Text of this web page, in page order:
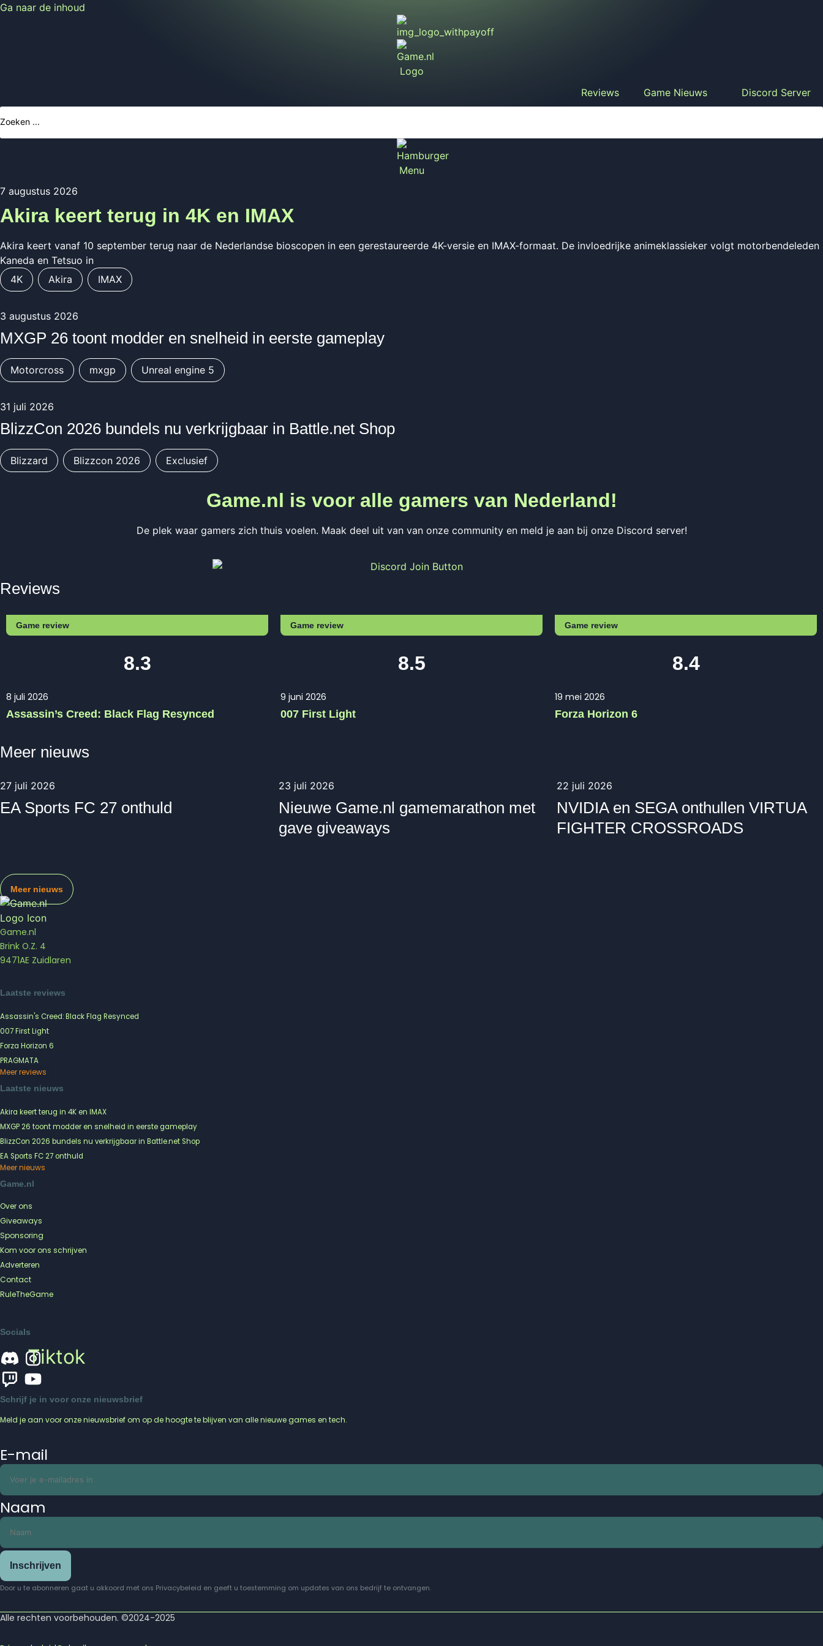
Ga naar de inhoud
Reviews Game Nieuws Discord Server
Search
...
7 augustus 2026
Akira keert terug in 4K en IMAX
Akira keert vanaf 10 september terug naar de Nederlandse bioscopen in een gerestaureerde 4K-versie en IMAX-formaat. De invloedrijke animeklassieker volgt motorbendeleden
Kaneda en Tetsuo in
4K
Akira IMAX
3 augustus 2026
MXGP 26 toont modder en snelheid in eerste gameplay
Motorcross mxgp Unreal engine 5
31 juli 2026
BlizzCon 2026 bundels nu verkrijgbaar in Battle.net Shop
Blizzard Blizzcon 2026 Exclusief
Game.nl is voor alle gamers van Nederland!
De plek waar gamers zich thuis voelen. Maak deel uit van van onze community en meld je aan bij onze Discord server!
Reviews
Game review
8.3
8 juli 2026
Assassin’s Creed: Black Flag Resynced
Game review
8.5
9 juni 2026
007 First Light
Game review
8.4
19 mei 2026
Forza Horizon 6
Meer nieuws
27 juli 2026
EA Sports FC 27 onthuld
23 juli 2026
Nieuwe Game.nl gamemarathon met
gave giveaways
22 juli 2026
NVIDIA en SEGA onthullen VIRTUA
FIGHTER CROSSROADS
Meer nieuws
Game.nl
Brink O.Z. 4
9471AE Zuidlaren
Laatste reviews
Assassin's Creed: Black Flag Resynced
007 First Light
Forza Horizon 6
PRAGMATA
Meer reviews
Laatste nieuws
Akira keert terug in 4K en IMAX
MXGP 26 toont modder en snelheid in eerste gameplay
BlizzCon 2026 bundels nu verkrijgbaar in Battle.net Shop
EA Sports FC 27 onthuld
Meer nieuws
Game.nl
Over ons
Giveaways
Sponsoring
Kom voor ons schrijven
Adverteren
Contact
RuleTheGame
Socials
Tiktok
Schrijf je in voor onze nieuwsbrief
Meld je aan voor onze nieuwsbrief om op de hoogte te blijven van alle nieuwe games en tech.
E-mail
Naam
Inschrijven
Door u te abonneren gaat u akkoord met ons Privacybeleid en geeft u toestemming om updates van ons bedrijf te ontvangen.
Alle rechten voorbehouden. ©2024-2025